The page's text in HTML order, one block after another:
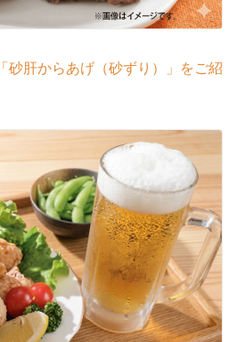
砂肝からあげ（砂ずり）」をご紹